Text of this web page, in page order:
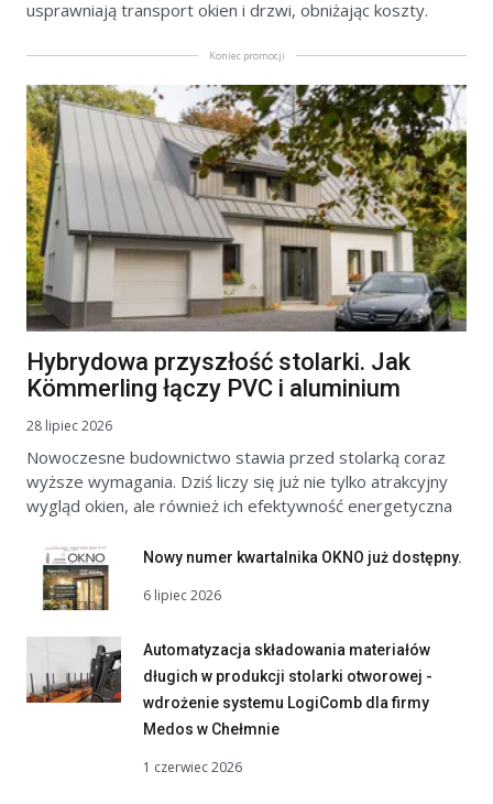
usprawniają transport okien i drzwi, obniżając koszty.
Koniec promocji
Hybrydowa przyszłość stolarki. Jak
Kömmerling łączy PVC i aluminium
28 lipiec 2026
Nowoczesne budownictwo stawia przed stolarką coraz
wyższe wymagania. Dziś liczy się już nie tylko atrakcyjny
wygląd okien, ale również ich efektywność energetyczna
Nowy numer kwartalnika OKNO już dostępny.
6 lipiec 2026
Automatyzacja składowania materiałów
długich w produkcji stolarki otworowej -
wdrożenie systemu LogiComb dla firmy
Medos w Chełmnie
1 czerwiec 2026